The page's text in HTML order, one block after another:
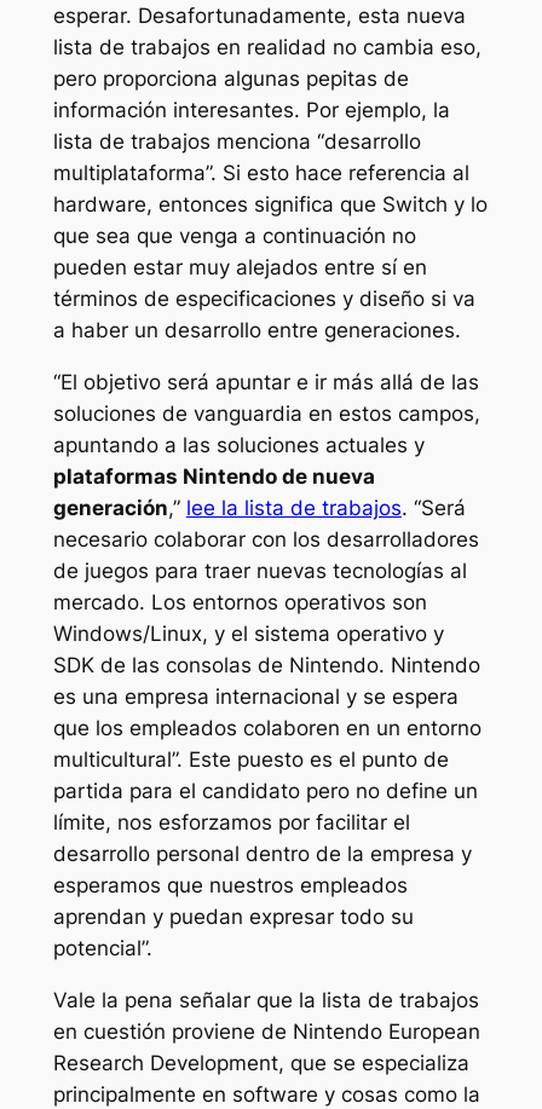
esperar. Desafortunadamente, esta nueva
lista de trabajos en realidad no cambia eso,
pero proporciona algunas pepitas de
información interesantes. Por ejemplo, la
lista de trabajos menciona “desarrollo
multiplataforma”. Si esto hace referencia al
hardware, entonces significa que Switch y lo
que sea que venga a continuación no
pueden estar muy alejados entre sí en
términos de especificaciones y diseño si va
a haber un desarrollo entre generaciones.
“El objetivo será apuntar e ir más allá de las
soluciones de vanguardia en estos campos,
apuntando a las soluciones actuales y
plataformas Nintendo de nueva
generación,” lee la lista de trabajos. “Será
necesario colaborar con los desarrolladores
de juegos para traer nuevas tecnologías al
mercado. Los entornos operativos son
Windows/Linux, y el sistema operativo y
SDK de las consolas de Nintendo. Nintendo
es una empresa internacional y se espera
que los empleados colaboren en un entorno
multicultural”. Este puesto es el punto de
partida para el candidato pero no define un
límite, nos esforzamos por facilitar el
desarrollo personal dentro de la empresa y
esperamos que nuestros empleados
aprendan y puedan expresar todo su
potencial”.
Vale la pena señalar que la lista de trabajos
en cuestión proviene de Nintendo European
Research Development, que se especializa
principalmente en software y cosas como la